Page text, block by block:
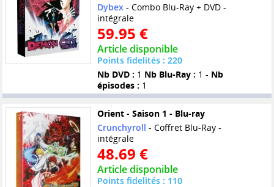
Dybex- Combo Blu-Ray + DVD -
intégrale
59.95 €
Article disponible
Points fidelités : 220
Nb DVD : 1 Nb Blu-Ray : 1 - Nb
épisodes : 1
Orient - Saison 1 - Blu-ray
Crunchyroll - Coffret Blu-Ray -
intégrale
48.69 €
Article disponible
Points fidelités : 110